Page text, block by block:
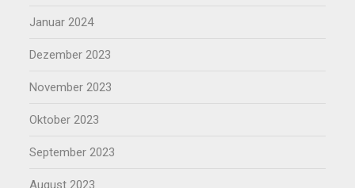
Januar 2024
Dezember 2023
November 2023
Oktober 2023
September 2023
August 2023